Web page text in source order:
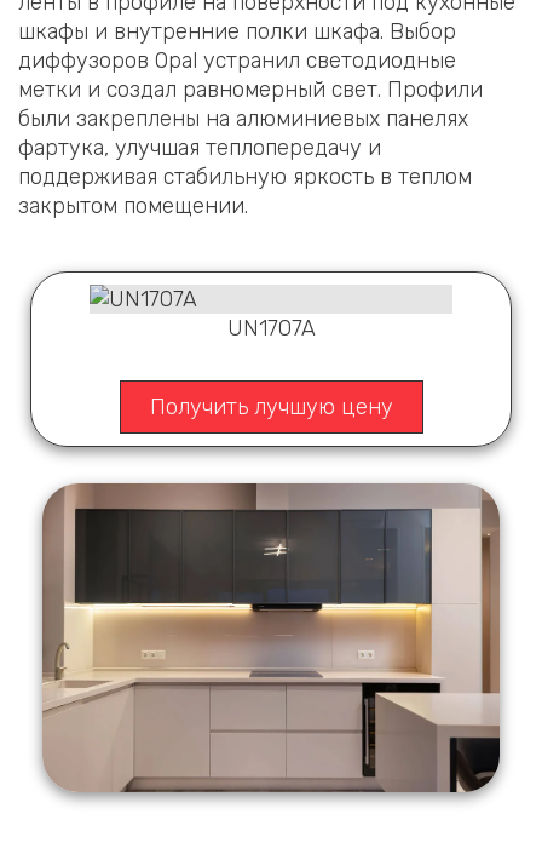
шкафы и внутренние полки шкафа. Выбор
диффузоров Opal устранил светодиодные
метки и создал равномерный свет. Профили
были закреплены на алюминиевых панелях
фартука, улучшая теплопередачу и
поддерживая стабильную яркость в теплом
закрытом помещении.
UN1707A
Получить лучшую цену